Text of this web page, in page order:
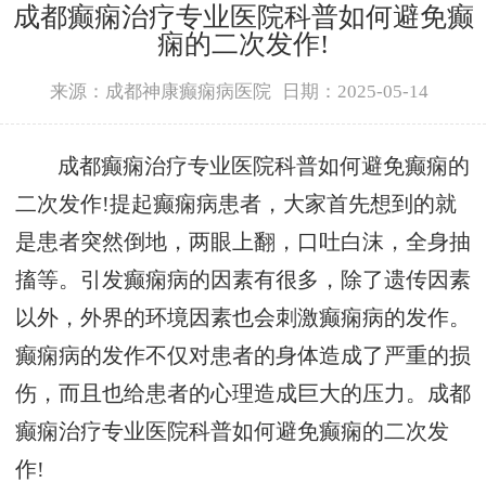
成都癫痫治疗专业医院科普如何避免癫
痫的二次发作!
来源：成都神康癫痫病医院 日期：2025-05-14
成都癫痫治疗专业医院科普如何避免癫痫的
二次发作!提起癫痫病患者，大家首先想到的就
是患者突然倒地，两眼上翻，口吐白沫，全身抽
搐等。引发癫痫病的因素有很多，除了遗传因素
以外，外界的环境因素也会刺激癫痫病的发作。
癫痫病的发作不仅对患者的身体造成了严重的损
伤，而且也给患者的心理造成巨大的压力。成都
癫痫治疗专业医院科普如何避免癫痫的二次发
作!